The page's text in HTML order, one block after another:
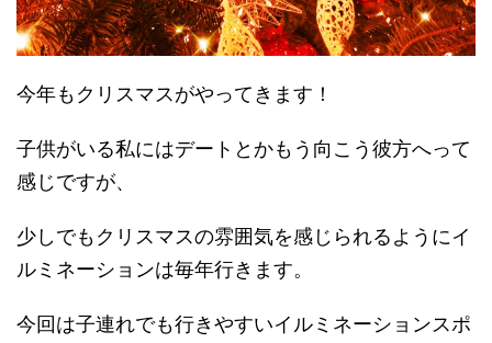
今年もクリスマスがやってきます！
子供がいる私にはデートとかもう向こう彼方へって
感じですが、
少しでもクリスマスの雰囲気を感じられるようにイ
ルミネーションは毎年行きます。
今回は子連れでも行きやすいイルミネーションスポ